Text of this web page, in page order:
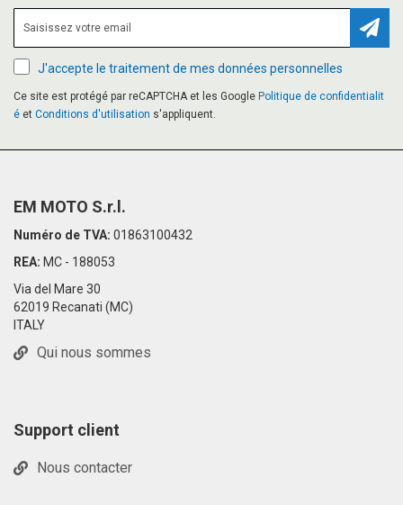
J'accepte le traitement de mes données personnelles
Ce site est protégé par reCAPTCHA et les Google Politique de confidentialit
é et Conditions d'utilisation s'appliquent.
EM MOTO S.r.l.
Numéro de TVA: 01863100432
REA: MC - 188053
Via del Mare 30
62019 Recanati (MC)
ITALY
Qui nous sommes
Support client
Nous contacter